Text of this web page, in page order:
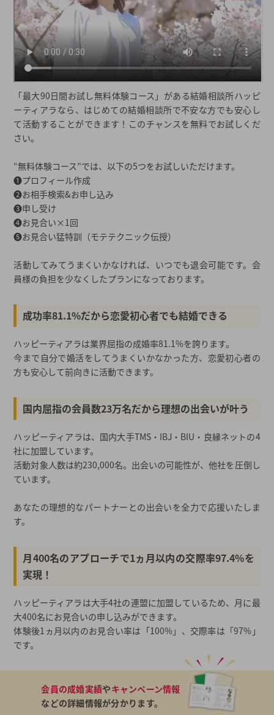
「最大90日間お試し無料体験コース」がある結婚相談所ハッピ
ーティアラなら、はじめての結婚相談所で不安な方でも安心し
て活動することができます！このチャンスを無料でお試しくだ
さい。
“無料体験コース”では、以下の5つをお試しいただけます。
❶プロフィール作成
❷お相手検索&お申し込み
❸申し受け
❹お見合い×1回
❺お見合い猛特訓（モテテクニック伝授）
活動してみてうまくいかなければ、いつでも退会可能です。会
員様の負担を少なくしたプランになっております。
成功率81.1%だから恋愛初心者でも結婚できる
ハッピーティアラは業界屈指の成婚率81.1%を誇ります。
今まで自分で婚活をしてうまくいかなかった方、恋愛初心者の
方も安心して前向きに活動できます。
国内屈指の会員数23万名だから理想の出会いが叶う
ハッピーティアラは、国内大手TMS・IBJ・BIU・良縁ネットの4
社に加盟しています。
活動対象人数は約230,000名。出会いの可能性が、他社を圧倒し
ています。
あなたの理想的なパートナーとの出会いを全力で応援いたしま
す。
月400名のアプローチで1ヵ月以内の交際率97.4%を
実現！
ハッピーティアラは大手4社の連盟に加盟しているため、月に最
大400名にお見合いの申し込みができます。
体験後1ヵ月以内のお見合い率は「100%」、交際率は「97%」
です。
会員の成婚実績やキャンペーン情報
などの詳細情報が分かります。